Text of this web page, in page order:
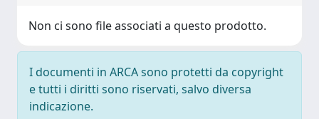
Non ci sono file associati a questo prodotto.
I documenti in ARCA sono protetti da copyright
e tutti i diritti sono riservati, salvo diversa
indicazione.